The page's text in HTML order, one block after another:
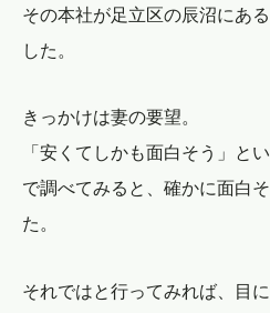
その本社が足立区の辰沼にあ
した。
きっかけは妻の要望。
「安くてしかも面白そう」と
で調べてみると、確かに面白
た。
それではと行ってみれば、目